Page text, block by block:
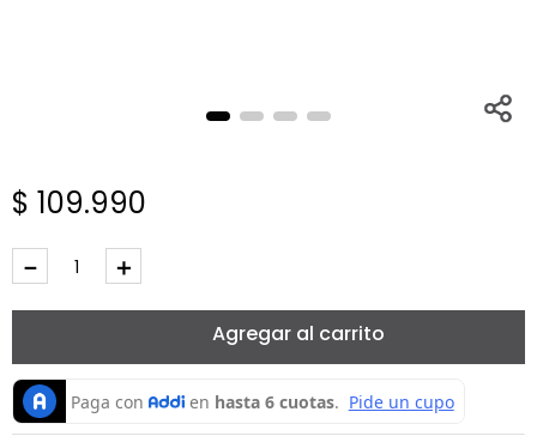
$ 109.990
＋
－
Agregar al carrito